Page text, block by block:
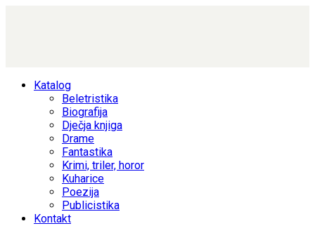
Katalog
Beletristika
Biografija
Dječja knjiga
Drame
Fantastika
Krimi, triler, horor
Kuharice
Poezija
Publicistika
Kontakt